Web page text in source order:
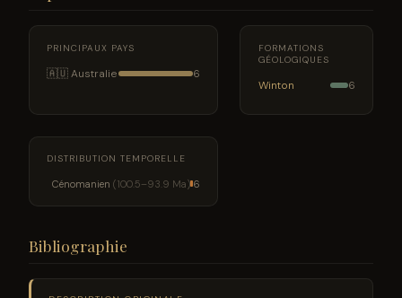
PRINCIPAUX PAYS
🇦🇺 Australie 6
FORMATIONS
GÉOLOGIQUES
Winton 6
DISTRIBUTION TEMPORELLE
Cénomanien (100.5–93.9 Ma) 6
Bibliographie